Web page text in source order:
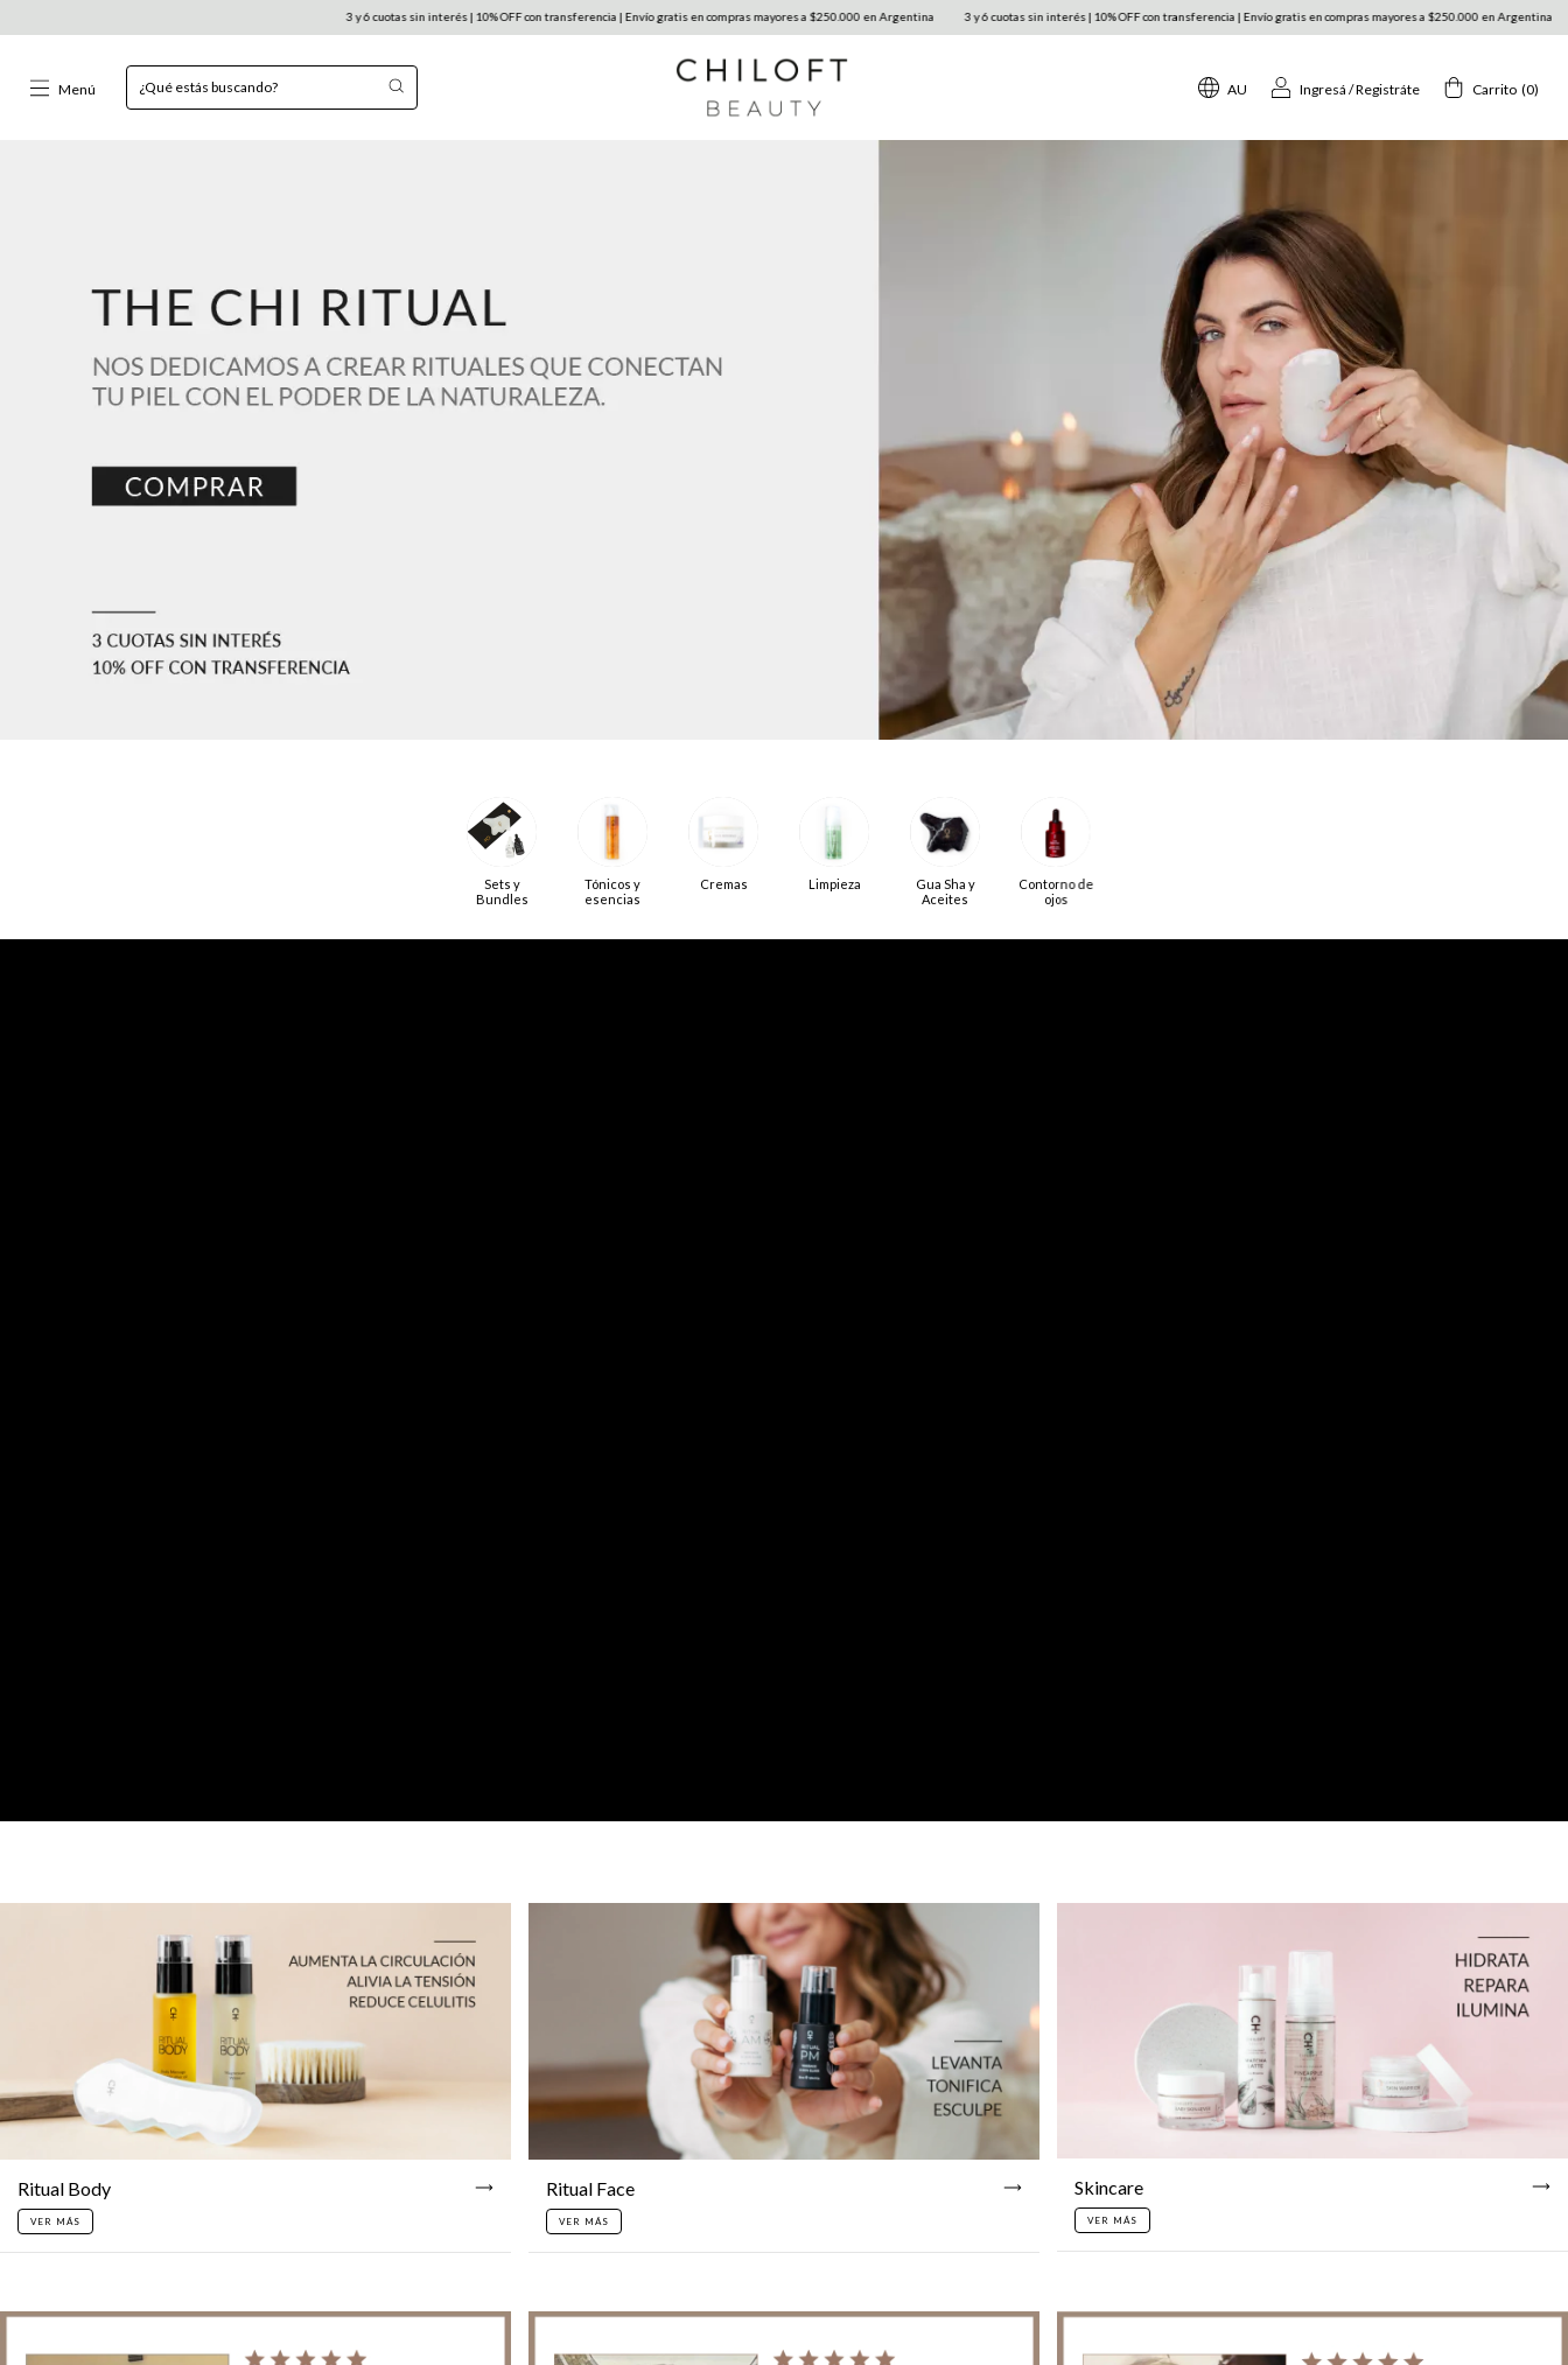
3 y 6 cuotas sin interés | 10% OFF con transferencia | Envío gratis en compras mayores a $250.000 en Argentina 3 y 6 cuotas sin interés | 10% OFF con transferencia | Envío gratis en compras mayores a $250.000 en Argentina 3 y 6 cuotas sin interés
Menú AU Ingresá /Registráte Carrito (0)
Sets y
Bundles
Tónicos y
esencias
Cremas Limpieza
Gua Sha y
Aceites
Contorno de
ojos
Ritual Body
VER MÁS
Ritual Face
VER MÁS
Skincare
VER MÁS